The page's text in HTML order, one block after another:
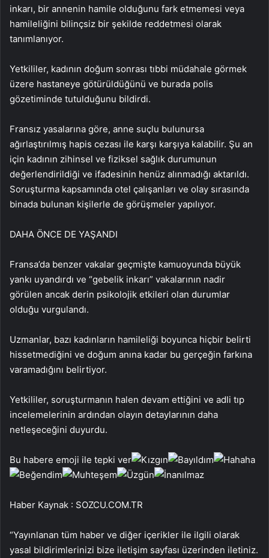
inkarı, bir annenin hamile olduğunu fark etmemesi veya
hamileliğini bilinçsiz bir şekilde reddetmesi olarak
tanımlanıyor.
Yetkililer, kadının doğum sonrası tıbbi müdahale görmek
üzere hastaneye götürüldüğünü ve burada polis
gözetiminde tutulduğunu bildirdi.
Fransız yasalarına göre, anne suçlu bulunursa
ağırlaştırılmış hapis cezası ile karşı karşıya kalabilir. Şu an
için kadının zihinsel ve fiziksel sağlık durumunun
değerlendirildiği ve ifadesinin henüz alınmadığı aktarıldı.
Soruşturma kapsamında otel çalışanları ve olay sırasında
binada bulunan kişilerle de görüşmeler yapılıyor.
DAHA ÖNCE DE YAŞANDI
Fransa’da benzer vakalar geçmişte kamuoyunda büyük
yankı uyandırdı ve “gebelik inkarı” vakalarının nadir
görülen ancak derin psikolojik etkileri olan durumlar
olduğu vurgulandı.
Uzmanlar, bazı kadınların hamileliği boyunca hiçbir belirti
hissetmediğini ve doğum anına kadar bu gerçeğin farkına
varamadığını belirtiyor.
Yetkililer, soruşturmanın halen devam ettiğini ve adli tıp
incelemelerinin ardından olayın detaylarının daha
netleşeceğini duyurdu.
Bu habere emoji ile tepki ver
Haber Kaynak : SOZCU.COM.TR
“Yayınlanan tüm haber ve diğer içerikler ile ilgili olarak
yasal bildirimlerinizi bize iletişim sayfası üzerinden iletiniz.